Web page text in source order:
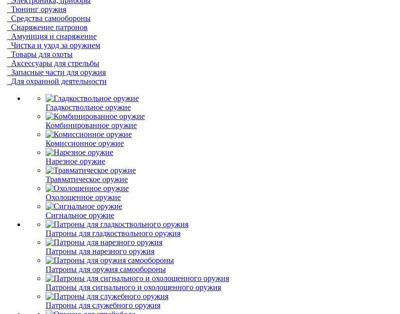
Тюнинг оружия
Средства самообороны
Снаряжение патронов
Амуниция и снаряжение
Чистка и уход за оружием
Товары для охоты
Аксессуары для стрельбы
Запасные части для оружия
Для охранной деятельности
Гладкоствольное оружие
Комбинированное оружие
Комиссионное оружие
Нарезное оружие
Травматическое оружие
Охолощенное оружие
Сигнальное оружие
Патроны для гладкоствольного оружия
Патроны для нарезного оружия
Патроны для оружия самообороны
Патроны для сигнального и охолощенного оружия
Патроны для служебного оружия